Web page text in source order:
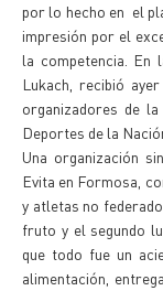
por lo hecho en el
impresión por el
la competencia. En
Lukach, recibió
organizadores de
Deportes de la
Una organización
Evita en Formosa,
y atletas no
fruto y el segundo
que todo fue un
alimentación,